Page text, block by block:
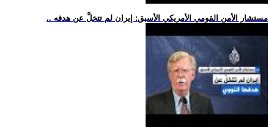
.. مستشار الأمن القومي الأمريكي الأسبق: إيران لم تتخلَّ عن هدفه